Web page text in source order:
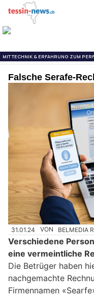
Falsche Serafe-
31.01.24 VON BELMEDIA
Verschiedene
eine vermeintliche
Die Betrüger haben
nachgemachte
Firmennamen